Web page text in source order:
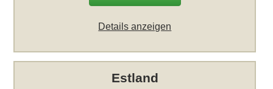
Details anzeigen
Estland